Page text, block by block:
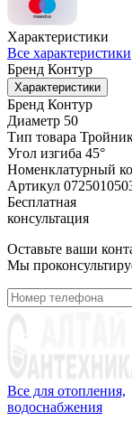
Характеристики
Все характеристики
Бренд Контур
Характеристики
Бренд Контур
Диаметр 50
Тип товара
Угол изгиба 45°
Номенклатурный
Артикул
Бесплатная
консультация
Оставьте ваши
Мы
Все для отопления,
водоснабжения